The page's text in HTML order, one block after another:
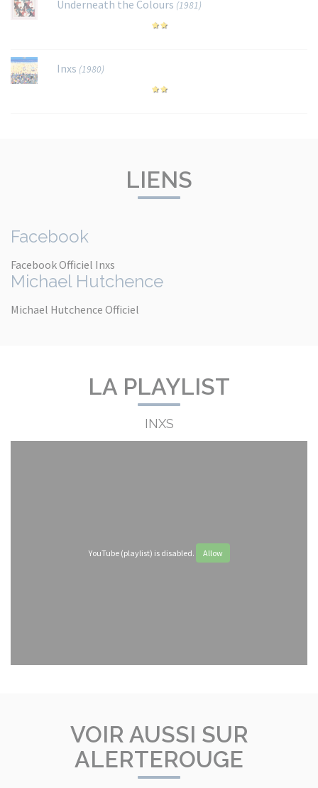
Underneath the Colours (1981)
Inxs (1980)
LIENS
Facebook
Facebook Officiel Inxs
Michael Hutchence
Michael Hutchence Officiel
LA PLAYLIST
INXS
YouTube (playlist) is disabled. Allow
VOIR AUSSI SUR
ALERTEROUGE